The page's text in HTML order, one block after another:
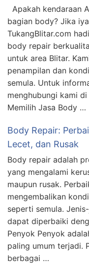
Apakah kendaraan
bagian body? Jika
TukangBlitar.com
body repair
untuk area Blitar.
penampilan dan
semula. Untuk
menghubungi kami
Memilih Jasa Body …
Body Repair:
Lecet, dan Rusak
Body repair adalah
yang mengalami
maupun rusak.
mengembalikan
seperti semula.
dapat diperbaiki
Penyok Penyok
paling umum terjadi.
berbagai …